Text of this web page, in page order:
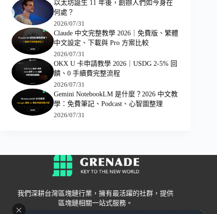
以太坊誕生 11 年後，創辦人們如今身在
何處？
2026/07/31
Claude 中文完整教學 2026｜免費版、繁體
中文設定、下載與 Pro 方案比較
2026/07/31
OKX U 卡申請教學 2026｜USDG 2-5% 回
饋、0 手續費完整流程
2026/07/31
Gemini NotebookLM 是什麼？2026 中文教
學：免費筆記、Podcast、心智圖整理
2026/07/31
我們深耕台灣區塊鏈行業，擁有最活躍的社群，提供
區塊鏈相關一站式服務。